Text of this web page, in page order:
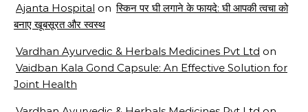
Ajanta Hospital on स्किन पर घी लगाने के फायदे: घी आपकी त्वचा को
बनाए खूबसूरत और स्वस्थ
Vardhan Ayurvedic & Herbals Medicines Pvt Ltd on
Vaidban Kala Gond Capsule: An Effective Solution for
Joint Health